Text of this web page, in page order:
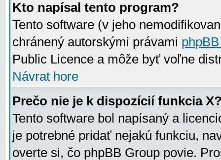
Kto napísal tento program?
Tento software (v jeho
chránený autorskými právami
Public Licence a môže byť voľne
Návrat hore
Prečo nie je k dispozícií funkcia
Tento software bol napísaný a
je potrebné pridať nejakú funkciu,
overte si, čo phpBB Group povie.